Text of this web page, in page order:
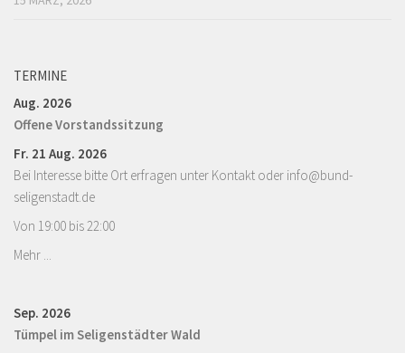
TERMINE
Aug. 2026
Offene Vorstandssitzung
Fr. 21 Aug. 2026
Bei Interesse bitte Ort erfragen unter Kontakt oder info@bund-
seligenstadt.de
Von 19:00 bis 22:00
Mehr ...
Sep. 2026
Tümpel im Seligenstädter Wald